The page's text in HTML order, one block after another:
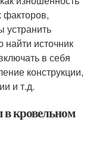
устранить
источник
в себя
конструкции,
и т.д.
в кровельном